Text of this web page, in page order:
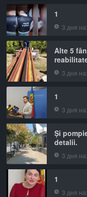
1
3 дня
Alte 5
3 дня
1
3 дня
Și
detalii.
3 дня
1
3 дня